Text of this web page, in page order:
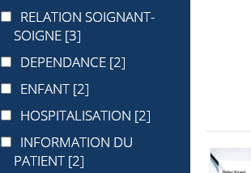
RELATION SOIGNANT-SOIGNE
RELATION SOIGNANT-
SOIGNE [3]
DEPENDANCE
DEPENDANCE [2]
ENFANT
ENFANT [2]
HOSPITALISATION
HOSPITALISATION [2]
INFORMATION DU PATIENT
INFORMATION DU
PATIENT [2]